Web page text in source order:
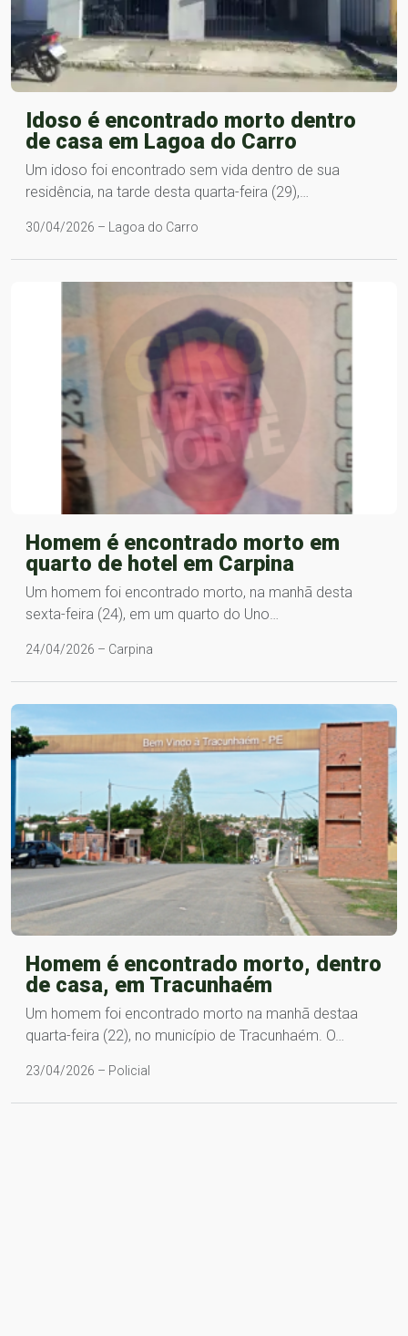
Idoso é encontrado morto dentro
de casa em Lagoa do Carro
Um idoso foi encontrado sem vida dentro de sua
residência, na tarde desta quarta-feira (29),…
30/04/2026 – Lagoa do Carro
Homem é encontrado morto em
quarto de hotel em Carpina
Um homem foi encontrado morto, na manhã desta
sexta-feira (24), em um quarto do Uno…
24/04/2026 – Carpina
Homem é encontrado morto, dentro
de casa, em Tracunhaém
Um homem foi encontrado morto na manhã destaa
quarta-feira (22), no município de Tracunhaém. O…
23/04/2026 – Policial